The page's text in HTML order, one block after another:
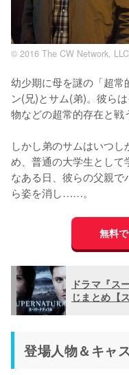
© 2016 The CW Network,
幼少期に母を謎の「超
ン(兄)とサム(弟)。彼ら
物などの超常的存在と戦
しかし弟のサムはいつ
め、普通の大学生とし
なある日、彼らの父親
ら姿を消し……。
無料
ドラマ『ス
じまとめ【
登場人物＆キャ